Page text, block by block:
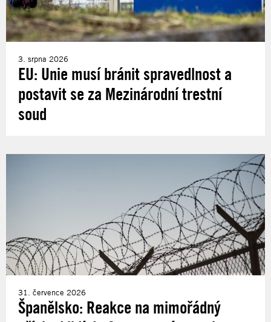
3. srpna 2026
EU: Unie musí bránit spravedlnost a
postavit se za Mezinárodní trestní
soud
31. července 2026
Španělsko: Reakce na mimořádný